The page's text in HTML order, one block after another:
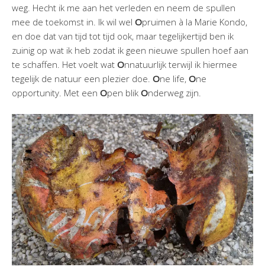
weg. Hecht ik me aan het verleden en neem de spullen
mee de toekomst in. Ik wil wel Opruimen à la Marie Kondo,
en doe dat van tijd tot tijd ook, maar tegelijkertijd ben ik
zuinig op wat ik heb zodat ik geen nieuwe spullen hoef aan
te schaffen. Het voelt wat Onnatuurlijk terwijl ik hiermee
tegelijk de natuur een plezier doe. One life, One
opportunity. Met een Open blik Onderweg zijn.